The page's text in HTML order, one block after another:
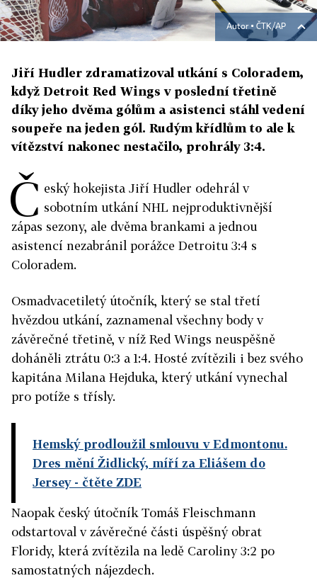
Autor ▪ ČTK/AP
Jiří Hudler zdramatizoval utkání s Coloradem,
když Detroit Red Wings v poslední třetině
díky jeho dvěma gólům a asistenci stáhl vedení
soupeře na jeden gól. Rudým křídlům to ale k
vítězství nakonec nestačilo, prohrály 3:4.
Č eský hokejista Jiří Hudler odehrál v
sobotním utkání NHL nejproduktivnější
zápas sezony, ale dvěma brankami a jednou
asistencí nezabránil porážce Detroitu 3:4 s
Coloradem.
Osmadvacetiletý útočník, který se stal třetí
hvězdou utkání, zaznamenal všechny body v
závěrečné třetině, v níž Red Wings neuspěšně
doháněli ztrátu 0:3 a 1:4. Hosté zvítězili i bez svého
kapitána Milana Hejduka, který utkání vynechal
pro potíže s třísly.
Hemský prodloužil smlouvu v Edmontonu.
Dres mění Židlický, míří za Eliášem do
Jersey- čtěte ZDE
Naopak český útočník Tomáš Fleischmann
odstartoval v závěrečné části úspěšný obrat
Floridy, která zvítězila na ledě Caroliny 3:2 po
samostatných nájezdech.